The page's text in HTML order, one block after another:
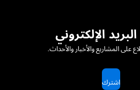
الإلكتروني
على المشاريع والأخبار والأحداث.
اشترك